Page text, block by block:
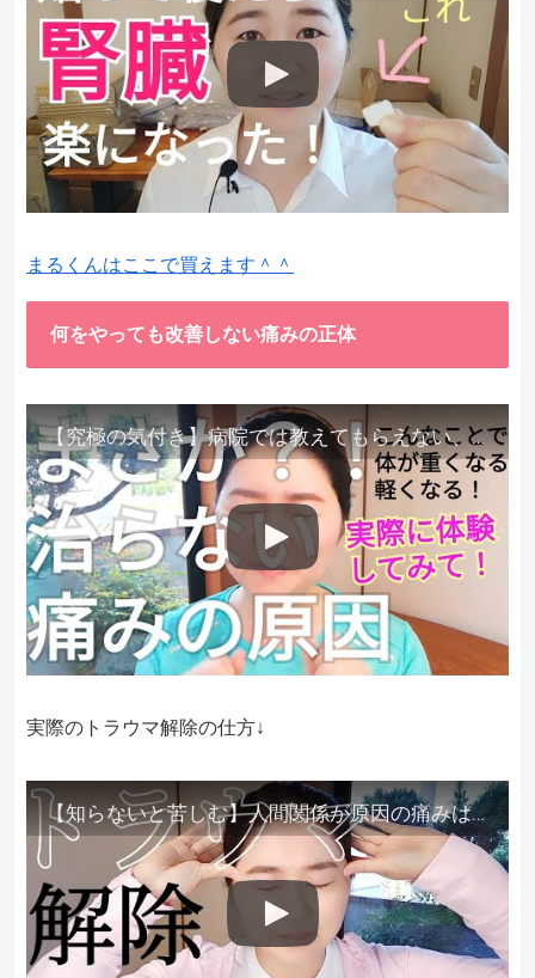
まるくんはここで買えます＾＾
何をやっても改善しない痛みの正体
【究極の気付き】病院では教えてもらえない、その長年悩んできた痛み、症状、どうして治らないのか？痛みの正体、実際に今すぐ試して知ってほしい。
実際のトラウマ解除の仕方↓
【知らないと苦しむ】人間関係が原因の痛みはトラウマ解除が必須。病院に行っても原因不明で治らない不調はこれをしてからケアしてみてください。